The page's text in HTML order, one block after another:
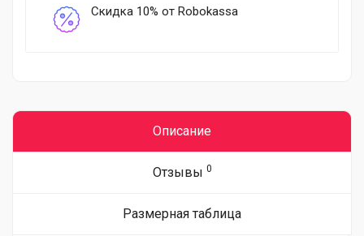
Скидка 10% от Robokassa
Описание
Отзывы 0
Размерная таблица